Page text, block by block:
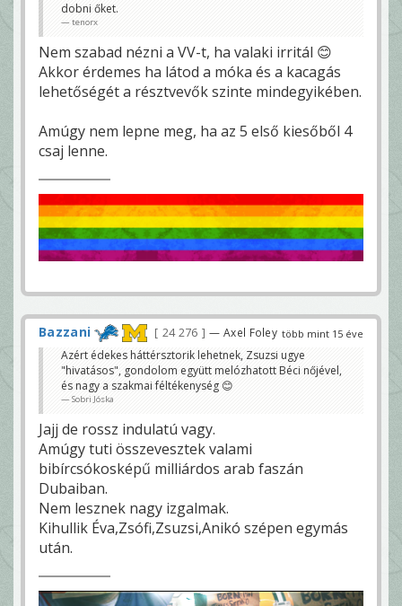
dobni őket.
tenorx
Nem szabad nézni a VV-t, ha valaki irritál 😊
Akkor érdemes ha látod a móka és a kacagás
lehetőségét a résztvevők szinte mindegyikében.
Amúgy nem lepne meg, ha az 5 első kiesőből 4
csaj lenne.
több mint 15 éve
Bazzani 24 276 — Axel Foley
Azért édekes háttérsztorik lehetnek, Zsuzsi ugye
"hivatásos", gondolom együtt melózhatott Béci nőjével,
és nagy a szakmai féltékenység 😊
Sobri Jóska
Jajj de rossz indulatú vagy.
Amúgy tuti összevesztek valami
bibírcsókosképű milliárdos arab faszán
Dubaiban.
Nem lesznek nagy izgalmak.
Kihullik Éva,Zsófi,Zsuzsi,Anikó szépen egymás
után.